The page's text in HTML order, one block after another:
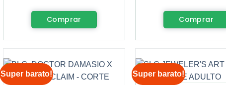
Comprar Comprar
Super barato! Super barato!